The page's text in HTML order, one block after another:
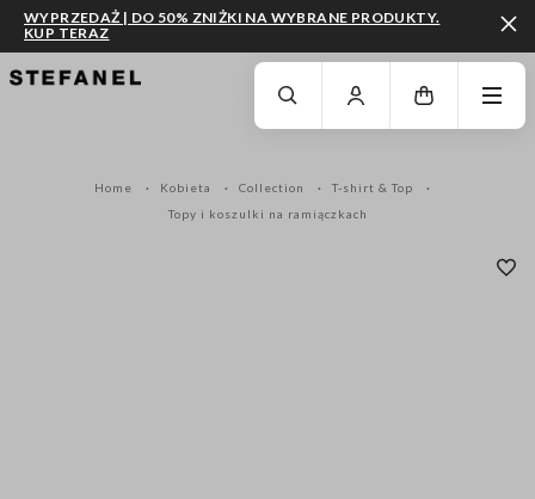
PRZEJDŹ DO GŁÓWNEJ TREŚCI PRZEWIŃ NA DÓŁ STRONY
WYPRZEDAŻ | DO 50% ZNIŻKI NA WYBRANE PRODUKTY.
KUP TERAZ
Home Kobieta Collection
T-shirt & Top
Topy i koszulki na ramiączkach